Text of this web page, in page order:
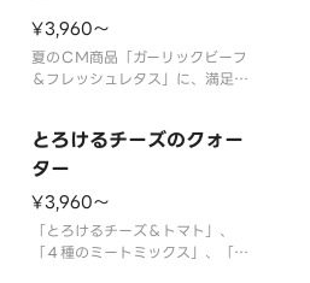
ォーターピザです。 ＜トマトソ
ース／マヨネーズソース
¥3,960〜
夏のＣＭ商品「ガーリックビーフ
＆フレッシュレタス」に、満足感
番の美味しさが楽しめる「テリヤ
キチキン＆マヨネーズ」、フレッ
トマト＆ペッパーハム」の４種類
が１枚で楽しめるクォ
とろけるチーズのクォー
ター
¥3,960〜
「とろけるチーズ＆トマト」、
「４種のミートミックス」、「ポ